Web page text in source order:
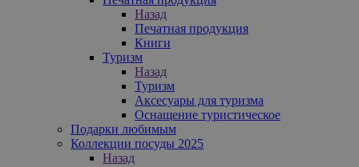
Назад
Печатная продукция
Книги
Туризм
Назад
Туризм
Аксесуары для туризма
Оснащение туристическое
Подарки любимым
Коллекции посуды 2025
Назад